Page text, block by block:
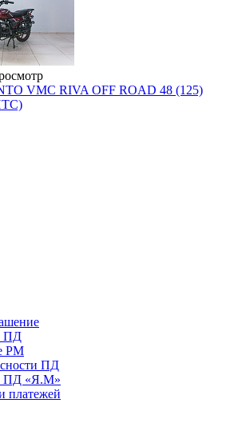
VMC RIVA OFF ROAD 48 (125)
ПД
РМ
ПД
ПД «Я.М»
платежей